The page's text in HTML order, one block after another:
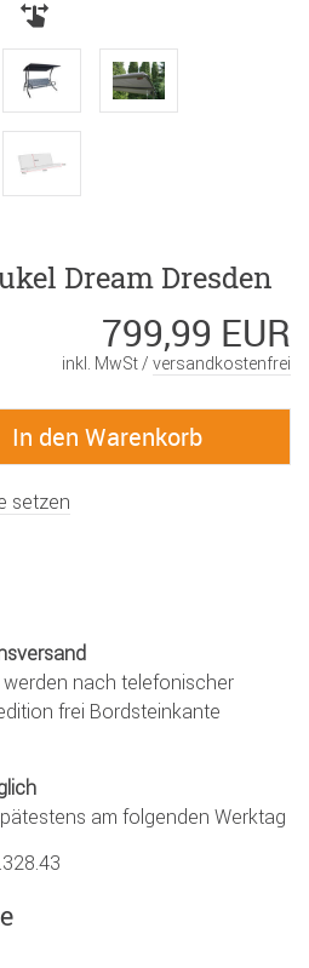
Dream Dresden
799,99 EUR
inkl. MwSt / versandkostenfrei
setzen
nach telefonischer
frei Bordsteinkante
am folgenden Werktag